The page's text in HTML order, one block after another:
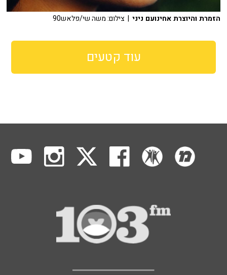
הזמרת והיוצרת אחינועם ניני | צילום: משה שי/פלאש90
עוד קטעים